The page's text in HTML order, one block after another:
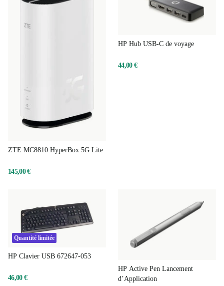
ZTE MC8810 HyperBox 5G Lite
145,00 €
HP Hub USB-C de voyage
44,00 €
Quantité limitée
HP Clavier USB 672647-053
46,00 €
HP Active Pen Lancement
d’Application